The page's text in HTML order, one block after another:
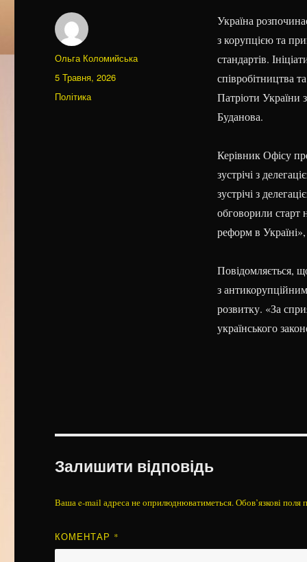
Україна
з корупцією та
стандартів.
співробітництва
Патріоти України
Буданова.
Керівник Офісу
зустрічі з
зустрічі з
обговорили старт
реформ в
Повідомляється,
з
розвитку. «За
українського
Автор
Ольга Коломийська
Оприлюднено
5 Травня, 2026
Категорії
Політика
Залишити відповідь
Ваша e-mail адреса не оприлюднюватиметься.Обов’язкові поля
КОМЕНТАР *